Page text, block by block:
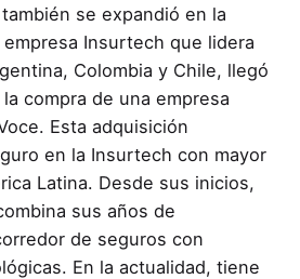
se expandió en la
empresa Insurtech que lidera
Colombia y Chile, llegó
compra de una empresa
Esta adquisición
en la Insurtech con mayor
Latina. Desde sus inicios,
sus años de
de seguros con
En la actualidad, tiene